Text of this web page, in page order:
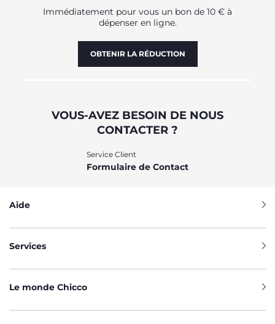
Immédiatement pour vous un bon de 10 € à
dépenser en ligne.
OBTENIR LA RÉDUCTION
VOUS-AVEZ BESOIN DE NOUS
CONTACTER ?
Service Client
Formulaire de Contact
Aide
Services
Le monde Chicco